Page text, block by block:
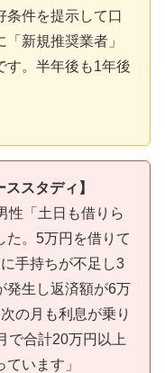
条件を提示して口
新規推奨業者」
す。半年後も1年後
スタディ】
性「土日も借りら
た。5万円を借りて
手持ちが不足し3
発生し返済額が6万
の月も利息が乗り
で合計20万円以上
います」